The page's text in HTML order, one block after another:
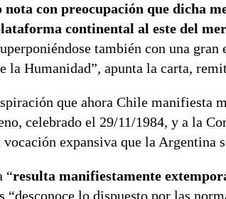
con preocupación que dicha
continental al este del
también con una
la Humanidad”, apunta la carta,
que ahora Chile manifiesta
celebrado el 29/11/1984, y a la
expansiva que la Argentina
“resulta manifiestamente
“desconoce lo dispuesto por las